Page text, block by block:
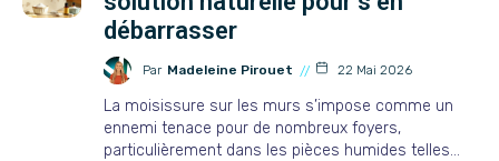
débarrasser
Par Madeleine Pirouet 22 Mai 2026
La moisissure sur les murs s’impose comme un
ennemi tenace pour de nombreux foyers,
particulièrement dans les pièces humides telles…